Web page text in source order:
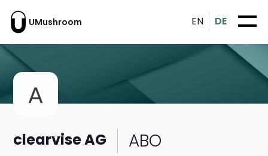
UMushroom EN DE
clearvise AG ABO